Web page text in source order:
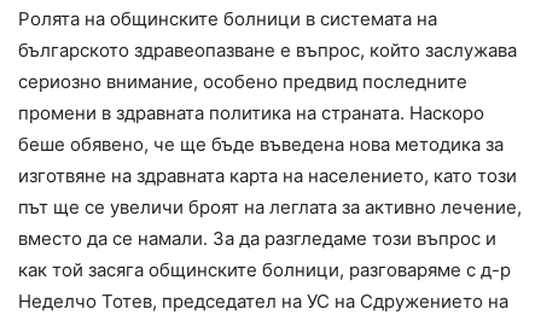
Ролята на общинските болници в системата на
българското здравеопазване е въпрос, който заслужава
сериозно внимание, особено предвид последните
промени в здравната политика на страната. Наскоро
беше обявено, че ще бъде въведена нова методика за
изготвяне на здравната карта на населението, като този
път ще се увеличи броят на леглата за активно лечение,
вместо да се намали. За да разгледаме този въпрос и
как той засяга общинските болници, разговаряме с д-р
Неделчо Тотев, председател на УС на Сдружението на